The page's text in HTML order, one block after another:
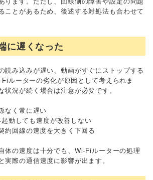
ことがあるため、後述する対処法も合わせて
に遅くなった
読み込みが遅い、動画がすぐにストップする
ルーターの劣化が原因として考えられま
状況が続く場合は注意が必要です。
なく常に遅い
動しても速度が改善しない
約回線の速度を大きく下回る
体の速度は十分でも、Wi-Fiルーターの処理
実際の通信速度に影響が出ます。